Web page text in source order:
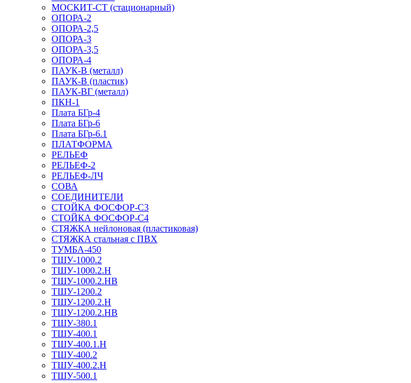
МОСКИТ-СТ (стационарный)
ОПОРА-2
ОПОРА-2,5
ОПОРА-3
ОПОРА-3,5
ОПОРА-4
ПАУК-В (металл)
ПАУК-В (пластик)
ПАУК-ВГ (металл)
ПКН-1
Плата БГр-4
Плата БГр-6
Плата БГр-6.1
ПЛАТФОРМА
РЕЛЬЕФ
РЕЛЬЕФ-2
РЕЛЬЕФ-ЛЧ
СОВА
СОЕДИНИТЕЛИ
СТОЙКА ФОСФОР-С3
СТОЙКА ФОСФОР-С4
СТЯЖКА нейлоновая (пластиковая)
СТЯЖКА стальная с ПВХ
ТУМБА-450
ТШУ-1000.2
ТШУ-1000.2.Н
ТШУ-1000.2.НВ
ТШУ-1200.2
ТШУ-1200.2.Н
ТШУ-1200.2.НВ
ТШУ-380.1
ТШУ-400.1
ТШУ-400.1.Н
ТШУ-400.2
ТШУ-400.2.Н
ТШУ-500.1